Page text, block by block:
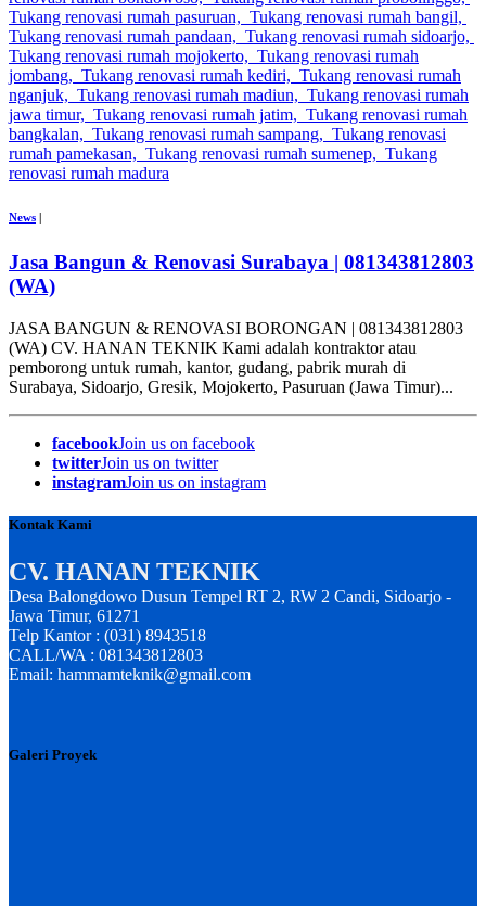
News
Jasa Bangun & Renovasi Surabaya | 081343812803
(WA)
JASA BANGUN & RENOVASI BORONGAN | 081343812803
(WA) CV. HANAN TEKNIK Kami adalah kontraktor atau
pemborong untuk rumah, kantor, gudang, pabrik murah di
Surabaya, Sidoarjo, Gresik, Mojokerto, Pasuruan (Jawa Timur)...
facebookJoin us on facebook
twitterJoin us on twitter
instagramJoin us on instagram
Kontak Kami
CV. HANAN TEKNIK
Desa Balongdowo Dusun Tempel RT 2, RW 2 Candi, Sidoarjo -
Jawa Timur, 61271
Telp Kantor : (031) 8943518
CALL/WA : 081343812803
Email: hammamteknik@gmail.com
Galeri Proyek